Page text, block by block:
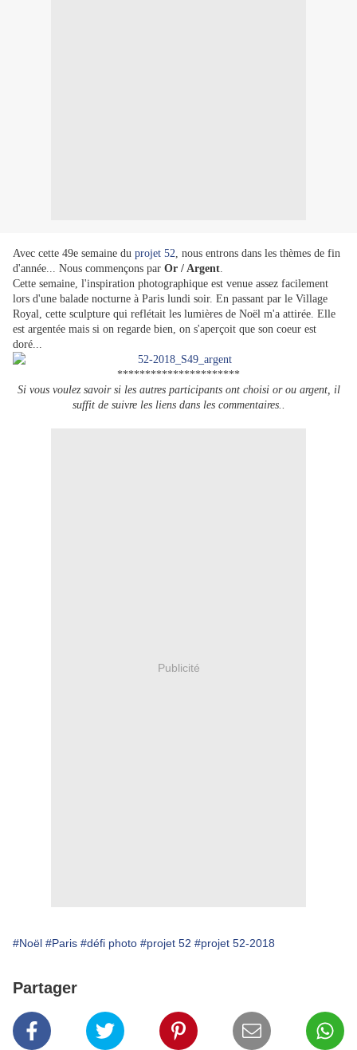
Avec cette 49e semaine du projet 52, nous entrons dans les thèmes de fin
d'année... Nous commençons par Or / Argent.
Cette semaine, l'inspiration photographique est venue assez facilement
lors d'une balade nocturne à Paris lundi soir. En passant par le Village
Royal, cette sculpture qui reflétait les lumières de Noël m'a attirée. Elle
est argentée mais si on regarde bien, on s'aperçoit que son coeur est
doré...
**********************
Si vous voulez savoir si les autres participants ont choisi or ou argent, il
suffit de suivre les liens dans les commentaires..
Publicité
#Noël #Paris #défi photo #projet 52 #projet 52-2018
Partager